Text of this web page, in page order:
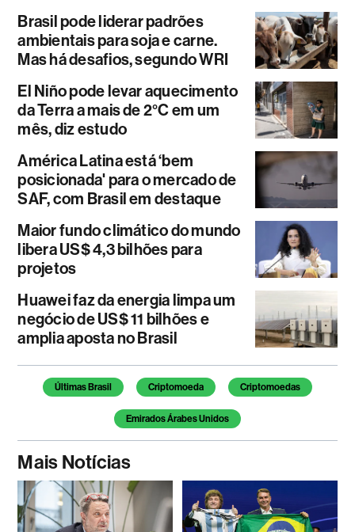
Brasil pode liderar padrões
ambientais para soja e carne.
Mas há desafios, segundo WRI
El Niño pode levar aquecimento
da Terra a mais de 2°C em um
mês, diz estudo
América Latina está ‘bem
posicionada' para o mercado de
SAF, com Brasil em destaque
Maior fundo climático do mundo
libera US$ 4,3 bilhões para
projetos
Huawei faz da energia limpa um
negócio de US$ 11 bilhões e
amplia aposta no Brasil
Temas deste artigo
Últimas Brasil Criptomoeda Criptomoedas
Emirados Árabes Unidos
Mais Notícias